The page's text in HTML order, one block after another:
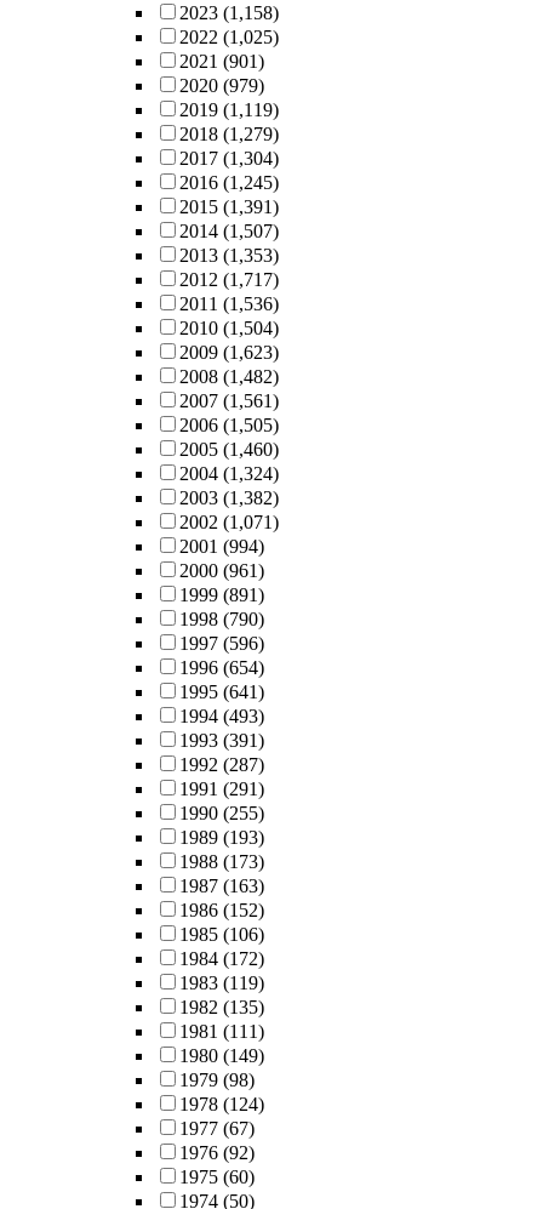
2023 (1,158)
2022 (1,025)
2021 (901)
2020 (979)
2019 (1,119)
2018 (1,279)
2017 (1,304)
2016 (1,245)
2015 (1,391)
2014 (1,507)
2013 (1,353)
2012 (1,717)
2011 (1,536)
2010 (1,504)
2009 (1,623)
2008 (1,482)
2007 (1,561)
2006 (1,505)
2005 (1,460)
2004 (1,324)
2003 (1,382)
2002 (1,071)
2001 (994)
2000 (961)
1999 (891)
1998 (790)
1997 (596)
1996 (654)
1995 (641)
1994 (493)
1993 (391)
1992 (287)
1991 (291)
1990 (255)
1989 (193)
1988 (173)
1987 (163)
1986 (152)
1985 (106)
1984 (172)
1983 (119)
1982 (135)
1981 (111)
1980 (149)
1979 (98)
1978 (124)
1977 (67)
1976 (92)
1975 (60)
1974 (50)